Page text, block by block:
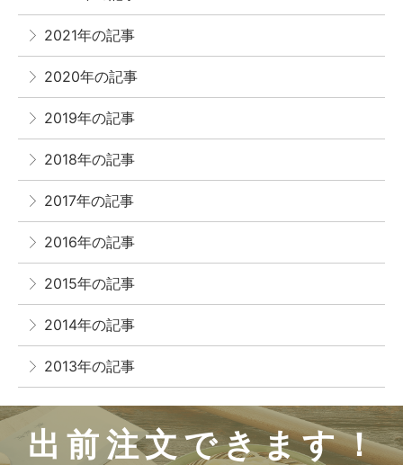
2021年の記事
2020年の記事
2019年の記事
2018年の記事
2017年の記事
2016年の記事
2015年の記事
2014年の記事
2013年の記事
出前注文できます！